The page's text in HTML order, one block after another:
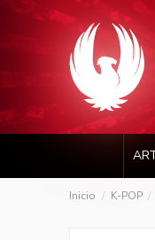
Inicio K-POP